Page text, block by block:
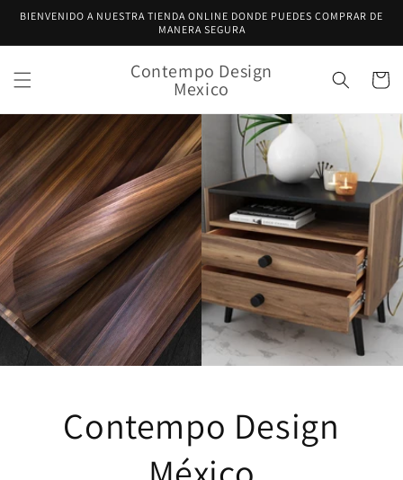
directamente
BIENVENIDO A NUESTRA TIENDA ONLINE DONDE PUEDES COMPRAR DE
MANERA SEGURA
Contempo Design
Mexico Carrito
Contempo Design